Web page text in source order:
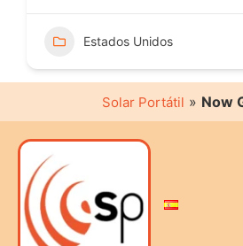
Estados Unidos
Solar Portátil » Now